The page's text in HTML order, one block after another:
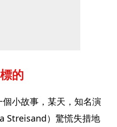
的
小故事，某天，知名演
Streisand）驚慌失措地